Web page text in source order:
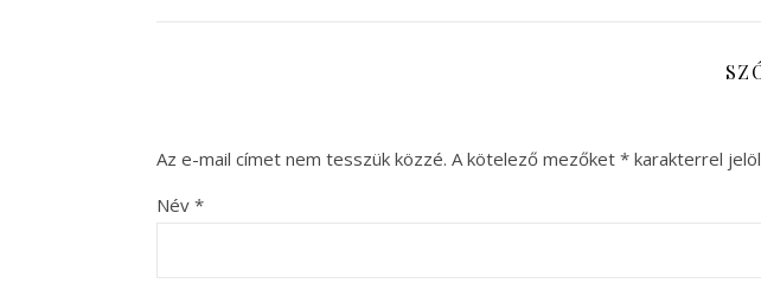
Az e-mail címet nem tesszük közzé. A kötelező mezőket * karakterrel
Név *